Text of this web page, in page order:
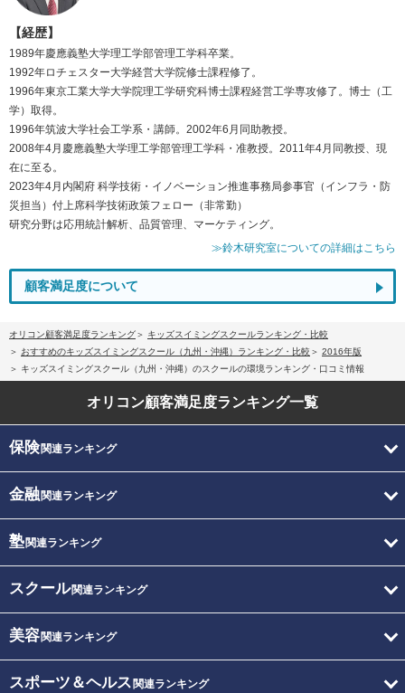
【経歴】
1989年慶應義塾大学理工学部管理工学科卒業。
1992年ロチェスター大学経営大学院修士課程修了。
1996年東京工業大学大学院理工学研究科博士課程経営工学専攻修了。博士（工
学）取得。
1996年筑波大学社会工学系・講師。2002年6月同助教授。
2008年4月慶應義塾大学理工学部管理工学科・准教授。2011年4月同教授、現
在に至る。
2023年4月内閣府 科学技術・イノベーション推進事務局参事官（インフラ・防
災担当）付上席科学技術政策フェロー（非常勤）
研究分野は応用統計解析、品質管理、マーケティング。
≫鈴木研究室についての詳細はこちら
顧客満足度について
オリコン顧客満足度ランキング
キッズスイミングスクールランキング・比較
おすすめのキッズスイミングスクール（九州・沖縄）ランキング・比較
2016年版
キッズスイミングスクール（九州・沖縄）のスクールの環境ランキング・口コミ情報
オリコン顧客満足度ランキング一覧
保険関連ランキング
金融関連ランキング
塾関連ランキング
スクール関連ランキング
美容関連ランキング
スポーツ＆ヘルス 関連ランキング